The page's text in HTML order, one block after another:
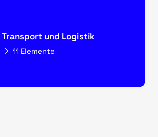
Transport und Logistik
11 Elemente